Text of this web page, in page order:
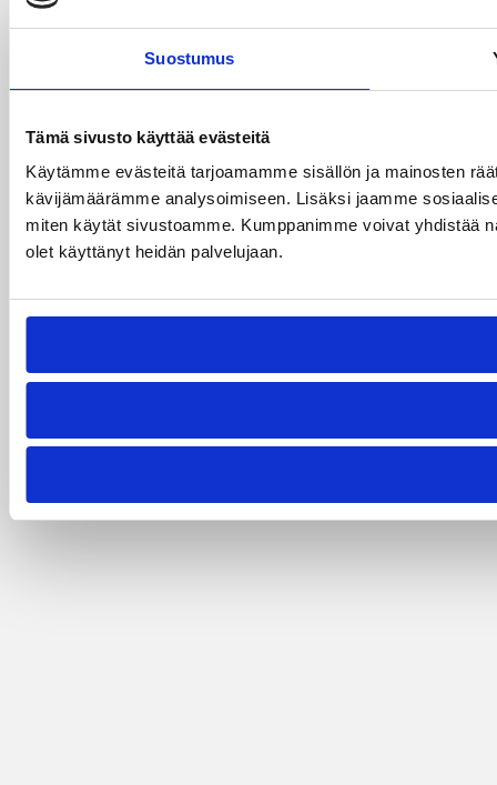
Suostumus
Tämä sivusto käyttää evästeitä
Käytämme evästeitä tarjoamamme sisällön ja mainosten
kävijämäärämme analysoimiseen. Lisäksi jaamme
miten käytät sivustoamme. Kumppanimme voivat yhdistää
olet käyttänyt heidän palvelujaan.